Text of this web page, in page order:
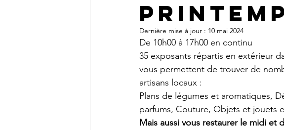
Dernière mise à jour : 10 mai 2024
De 10h00 à 17h00 en continu
35 exposants répartis en extérieur
vous permettent de trouver de
artisans locaux :
Plans de légumes et aromatiques,
parfums, Couture, Objets et jouets
Mais aussi vous restaurer le midi et